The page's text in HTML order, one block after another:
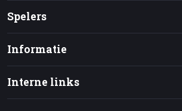
Spelers
Informatie
Interne links